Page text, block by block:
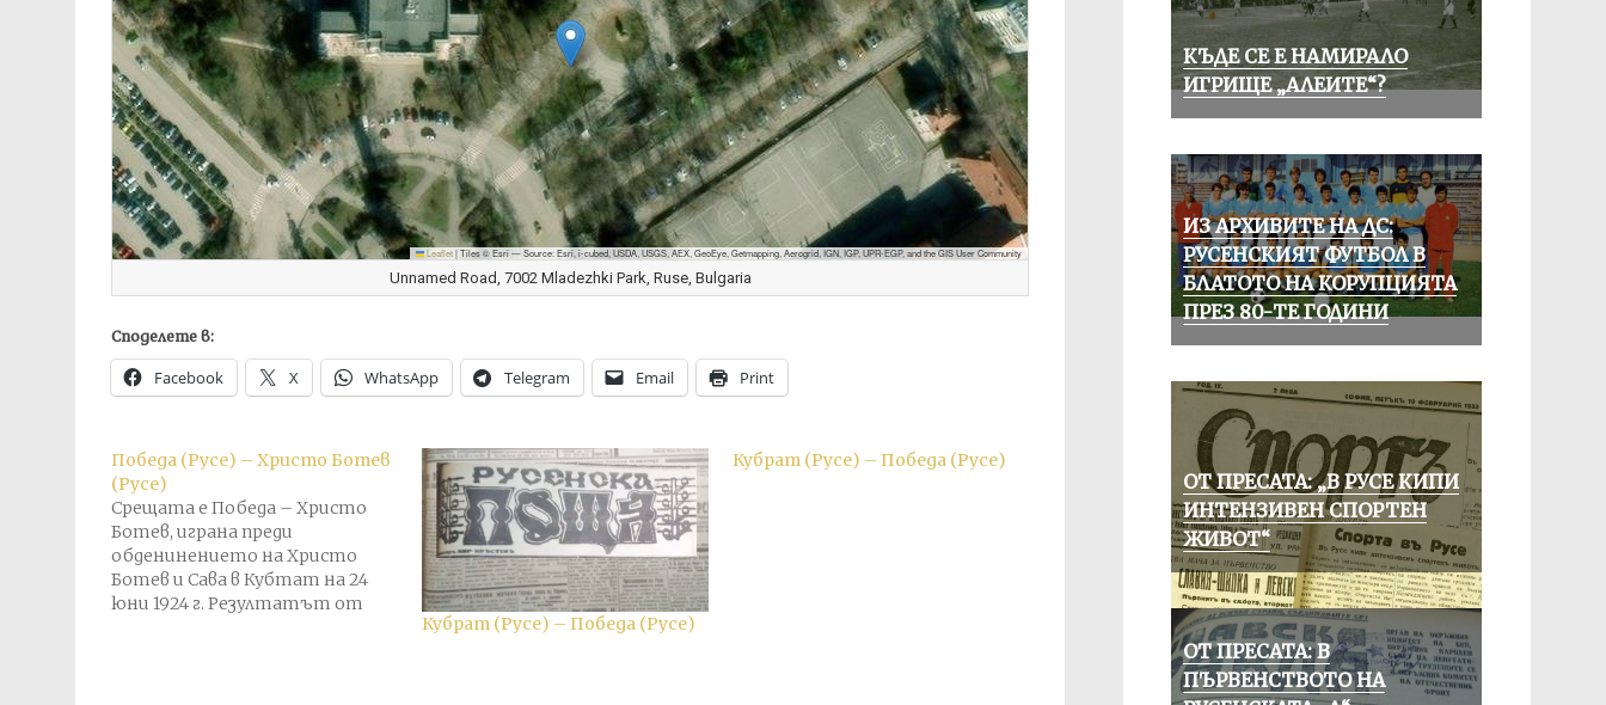
Leaflet|Tiles © Esri — Source: Esri, i-cubed, USDA, USGS, AEX, GeoEye, Getmapping, Aerogrid, IGN, IGP, UPR-EGP, and the GIS User Community
Unnamed Road, 7002 Mladezhki Park, Ruse, Bulgaria
Споделете в:
Facebook X WhatsApp Telegram Email Print
Победа (Русе) – Христо Ботев
(Русе)
Срещата е Победа – Христо
Ботев, играна преди
обденинението на Христо
Ботев и Сава в Кубтат на 24
юни 1924 г. Резултатът от
Кубрат (Русе) – Победа (Русе)
Кубрат (Русе) – Победа (Русе)
КЪДЕ СЕ Е НАМИРАЛО
ИГРИЩЕ „АЛЕИТЕ“?
ИЗ АРХИВИТЕ НА ДС:
РУСЕНСКИЯТ ФУТБОЛ В
БЛАТОТО НА КОРУПЦИЯТА
ПРЕЗ 80-ТЕ ГОДИНИ
ОТ ПРЕСАТА: „В РУСЕ КИПИ
ИНТЕНЗИВЕН СПОРТЕН
ЖИВОТ“
ОТ ПРЕСАТА: В
ПЪРВЕНСТВОТО НА